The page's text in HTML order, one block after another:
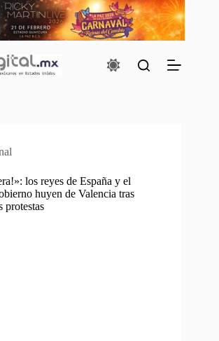
los reyes de España y el
huyen de Valencia tras
protestas